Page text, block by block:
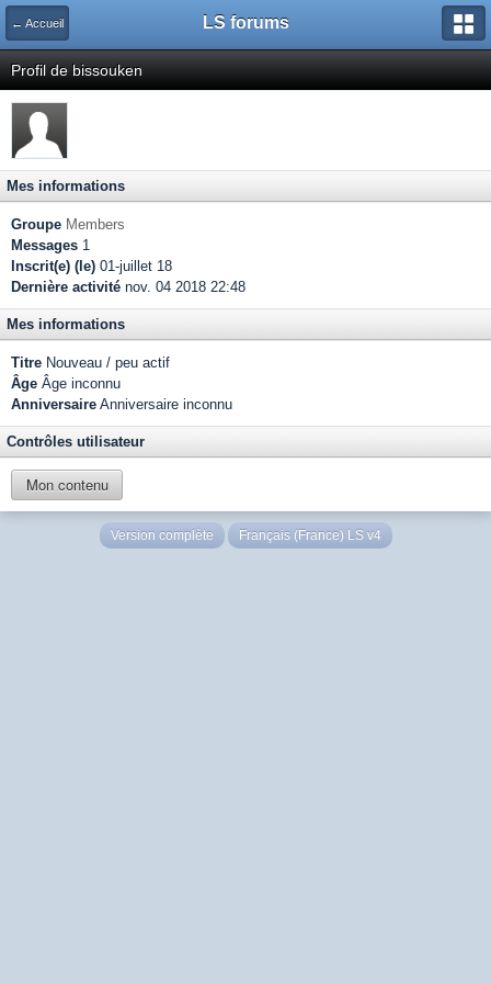
← Accueil LS forums
Profil de bissouken
Mes informations
Groupe Members
Messages 1
Inscrit(e) (le) 01-juillet 18
Dernière activité nov. 04 2018 22:48
Mes informations
Titre Nouveau / peu actif
Âge Âge inconnu
Anniversaire Anniversaire inconnu
Contrôles utilisateur
Mon contenu
Version complète Français (France) LS v4